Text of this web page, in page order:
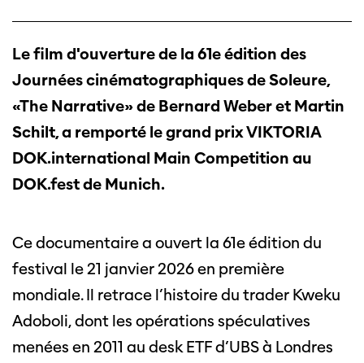
Le film d'ouverture de la 61e édition des
Journées cinématographiques de Soleure,
«The Narrative» de Bernard Weber et Martin
Schilt, a remporté le grand prix VIKTORIA
DOK.international Main Competition au
DOK.fest de Munich.
Ce documentaire a ouvert la 61e édition du
festival le 21 janvier 2026 en première
mondiale. Il retrace l’histoire du trader Kweku
Adoboli, dont les opérations spéculatives
menées en 2011 au desk ETF d’UBS à Londres